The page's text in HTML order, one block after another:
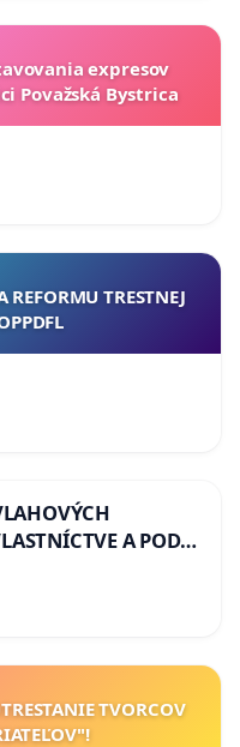
expresov
Považská Bystrica
TRESTNEJ
A POD
& žiadosť
závlahových a
TVORCOV